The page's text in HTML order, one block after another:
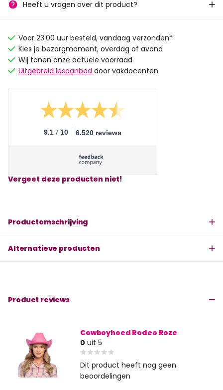
Heeft u vragen over dit product?
Voor 23:00 uur besteld, vandaag verzonden*
Kies je bezorgmoment, overdag of avond
Wij tonen onze actuele voorraad
Uitgebreid lesaanbod door vakdocenten
9.1 / 10 6.520 reviews
Vergeet deze producten niet!
Productomschrijving
Alternatieve producten
Product reviews
Cowboyhoed Rodeo Roze
0 uit 5
Dit product heeft nog geen
beoordelingen